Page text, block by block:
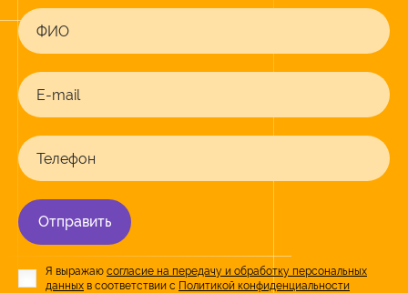
ФИО
E-mail
Телефон
Отправить
Я выражаю согласие на передачу и обработку персональных
данных в соответствии с Политикой конфиденциальности